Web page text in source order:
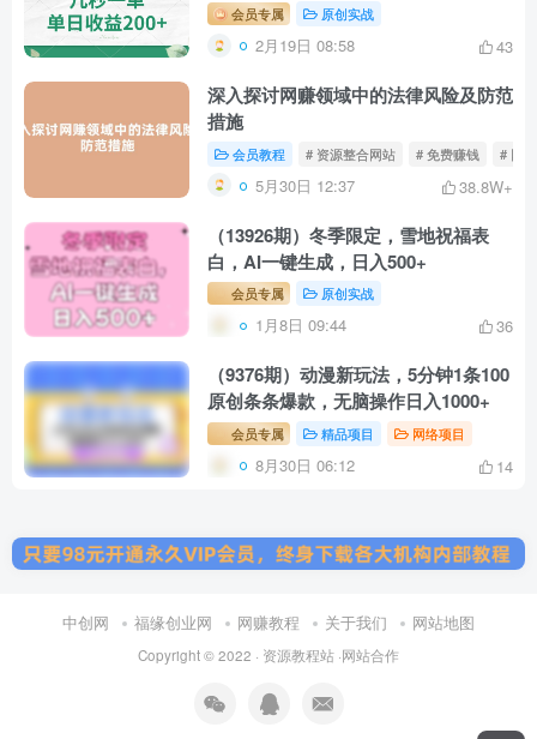
会员专属 原创实战
2月19日 08:58 43
深入探讨网赚领域中的法律风险及防范
措施
会员教程 # 资源整合网站 # 免费赚钱 # 网
5月30日 12:37 38.8W+
（13926期）冬季限定，雪地祝福表
白，AI一键生成，日入500+
会员专属 原创实战
1月8日 09:44 36
（9376期）动漫新玩法，5分钟1条100
原创条条爆款，无脑操作日入1000+
会员专属 精品项目 网络项目
8月30日 06:12 14
中创网 福缘创业网 网赚教程 关于我们 网站地图
Copyright © 2022 · 资源教程站 ·网站合作